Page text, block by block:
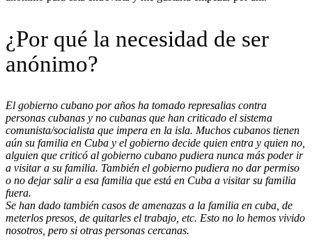
¿Por qué la necesidad de ser
anónimo?
El gobierno cubano por años ha tomado represalias contra
personas cubanas y no cubanas que han criticado el sistema
comunista/socialista que impera en la isla. Muchos cubanos tienen
aún su familia en Cuba y el gobierno decide quien entra y quien no,
alguien que criticó al gobierno cubano pudiera nunca más poder ir
a visitar a su familia. También el gobierno pudiera no dar permiso
o no dejar salir a esa familia que está en Cuba a visitar su familia
fuera.
Se han dado también casos de amenazas a la familia en cuba, de
meterlos presos, de quitarles el trabajo, etc. Esto no lo hemos vivido
nosotros, pero si otras personas cercanas.